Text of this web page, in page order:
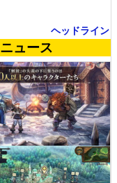
ヘッドライン
ュース